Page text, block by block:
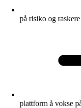
på risiko og
plattform å vokse